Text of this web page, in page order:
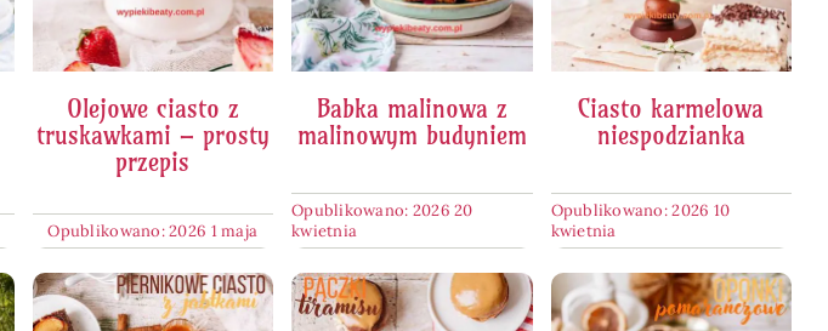
Olejowe ciasto z
truskawkami – prosty
przepis
Opublikowano: 2026 1 maja
Babka malinowa z
malinowym budyniem
Opublikowano: 2026 20
kwietnia
Ciasto karmelowa
niespodzianka
Opublikowano: 2026 10
kwietnia